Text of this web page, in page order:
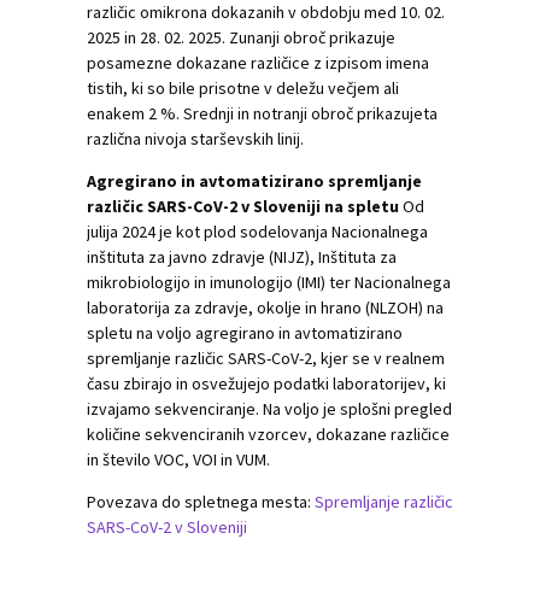
različic omikrona dokazanih v obdobju med 10. 02.
2025 in 28. 02. 2025. Zunanji obroč prikazuje
posamezne dokazane različice z izpisom imena
tistih, ki so bile prisotne v deležu večjem ali
enakem 2 %. Srednji in notranji obroč prikazujeta
različna nivoja starševskih linij.
Agregirano in avtomatizirano spremljanje
različic SARS-CoV-2 v Sloveniji na spletu Od
julija 2024 je kot plod sodelovanja Nacionalnega
inštituta za javno zdravje (NIJZ), Inštituta za
mikrobiologijo in imunologijo (IMI) ter Nacionalnega
laboratorija za zdravje, okolje in hrano (NLZOH) na
spletu na voljo agregirano in avtomatizirano
spremljanje različic SARS-CoV-2, kjer se v realnem
času zbirajo in osvežujejo podatki laboratorijev, ki
izvajamo sekvenciranje. Na voljo je splošni pregled
količine sekvenciranih vzorcev, dokazane različice
in število VOC, VOI in VUM.
Povezava do spletnega mesta: Spremljanje različic
SARS-CoV-2 v Sloveniji